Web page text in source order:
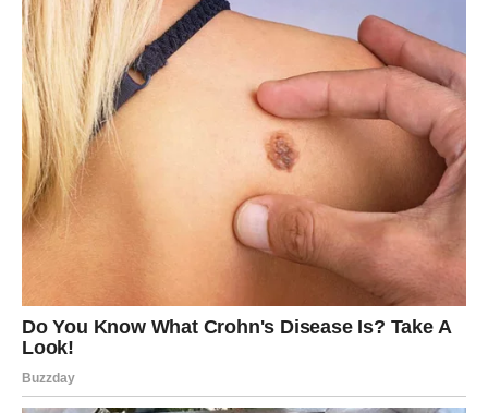
biljaka. Preporučljivo je staviti minimalno 3 ili 4 češnja u tlo.
Kada se biljka zalijeva, ona oslobađa željezo u tlo, čime se
poboljšava zdravlje i snaga biljke. Ovaj proces služi kao
čudesan eliksir za sve što cvjeta.
Može se napraviti od najlakše dostupnih sastojaka u vašoj
kuhinji, a zauzvrat će vaše sobne biljke procvjetati
zadivljujućim cvjetovima.
Potrebni su sljedeći sastojci: 1 litra tople vode, 1 žlica šećera i
10 grama kvasca.